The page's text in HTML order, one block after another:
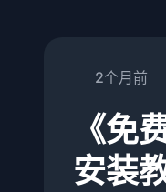
2个月前
《免
安装